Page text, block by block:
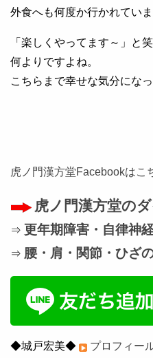
外食へも何度か行かれてい
「楽しくやってます～」と
何よりですよね。
こちらまで幸せな気分にな
虎ノ門漢方堂Facebookはこ
虎ノ門漢方堂の
⇒ 更年期障害・自律神
⇒ 腰・肩・関節・ひざ
◆城戸宏美◆
プロフィー